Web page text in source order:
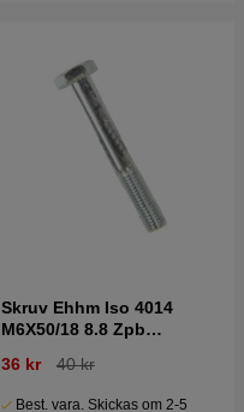
Skruv Ehhm Iso 4014
M6X50/18 8.8 Zpb
36 kr 40 kr
Best. vara. Skickas om 2-5